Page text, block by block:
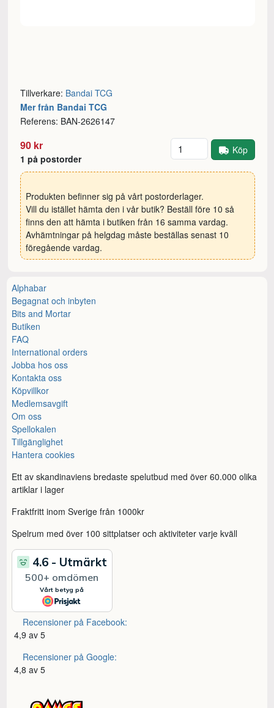
Tillverkare: Bandai TCG
Mer från Bandai TCG
Referens: BAN-2626147
90 kr
1 på postorder
Antal Köp
Produkten befinner sig på vårt postorderlager.
Vill du istället hämta den i vår butik? Beställ före 10 så
finns den att hämta i butiken från 16 samma vardag.
Avhämtningar på helgdag måste beställas senast 10
föregående vardag.
Alphabar
Begagnat och inbyten
Bits and Mortar
Butiken
FAQ
International orders
Jobba hos oss
Kontakta oss
Köpvillkor
Medlemsavgift
Om oss
Spellokalen
Tillgänglighet
Hantera cookies
Ett av skandinaviens bredaste spelutbud med över 60.000 olika
artiklar i lager
Fraktfritt inom Sverige från 1000kr
Spelrum med över 100 sittplatser och aktiviteter varje kväll
Recensioner på Facebook:
4,9 av 5
Recensioner på Google:
4,8 av 5